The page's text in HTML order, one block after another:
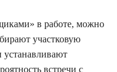
в работе, можно
участковую
устанавливают
встречи с